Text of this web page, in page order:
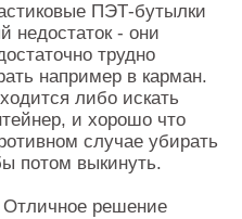
ПЭТ-бутылки
недостаток - они
трудно
например в карман.
либо искать
и хорошо что
случае убирать
потом выкинуть.
Отличное решение